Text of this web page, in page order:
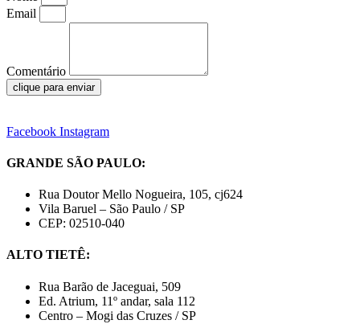
Email
Comentário
clique para enviar
Facebook Instagram
GRANDE SÃO PAULO:
Rua Doutor Mello Nogueira, 105, cj624
Vila Baruel – São Paulo / SP
CEP: 02510-040
ALTO TIETÊ:
Rua Barão de Jaceguai, 509
Ed. Atrium, 11º andar, sala 112
Centro – Mogi das Cruzes / SP